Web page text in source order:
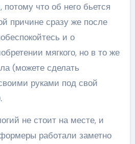
что об него бьется
причине сразу же после
и о
мягкого, но в то же
(можете сделать
руками под свой
не стоит на месте, и
работали заметно